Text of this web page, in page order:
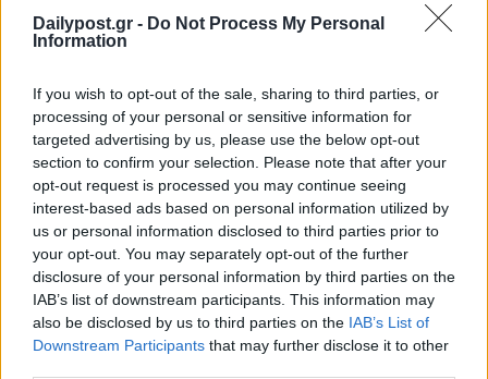
Dailypost.gr - Do Not Process My Personal
Information
If you wish to opt-out of the sale, sharing to third parties, or
processing of your personal or sensitive information for
targeted advertising by us, please use the below opt-out
section to confirm your selection. Please note that after your
opt-out request is processed you may continue seeing
interest-based ads based on personal information utilized by
us or personal information disclosed to third parties prior to
your opt-out. You may separately opt-out of the further
disclosure of your personal information by third parties on the
IAB’s list of downstream participants. This information may
also be disclosed by us to third parties on the IAB’s List of
Downstream Participants that may further disclose it to other